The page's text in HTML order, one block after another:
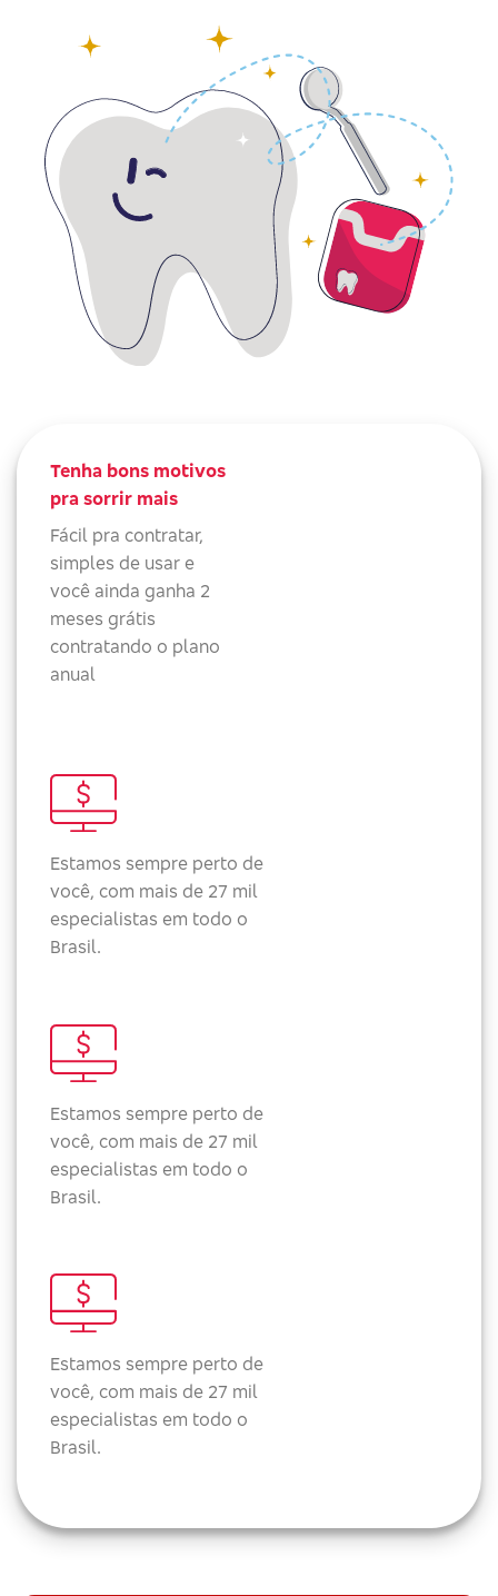
Tenha bons motivos
pra sorrir mais
Fácil pra contratar,
simples de usar e
você ainda ganha 2
meses grátis
contratando o plano
anual
Estamos sempre perto de
você, com mais de 27 mil
especialistas em todo o
Brasil.
Estamos sempre perto de
você, com mais de 27 mil
especialistas em todo o
Brasil.
Estamos sempre perto de
você, com mais de 27 mil
especialistas em todo o
Brasil.